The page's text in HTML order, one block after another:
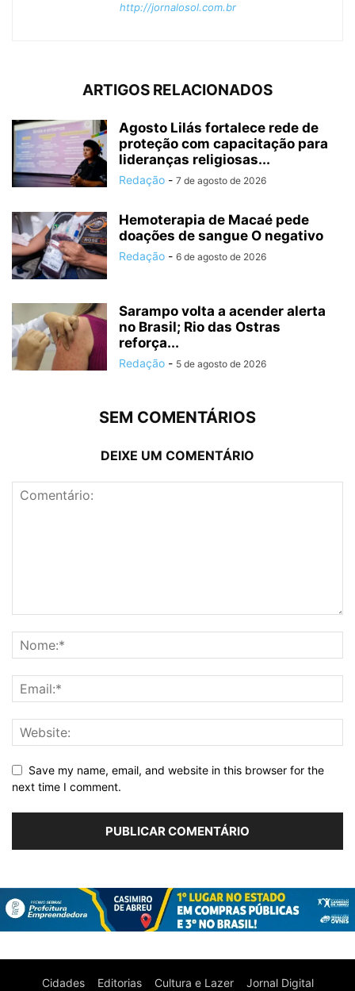
http://jornalosol.com.br
ARTIGOS RELACIONADOS
Agosto Lilás fortalece rede de
proteção com capacitação para
lideranças religiosas...
Redação - 7 de agosto de 2026
Hemoterapia de Macaé pede
doações de sangue O negativo
Redação - 6 de agosto de 2026
Sarampo volta a acender alerta
no Brasil; Rio das Ostras
reforça...
Redação - 5 de agosto de 2026
SEM COMENTÁRIOS
DEIXE UM COMENTÁRIO
Save my name, email, and website in this browser for the
next time I comment.
Cidades Editorias Cultura e Lazer Jornal Digital